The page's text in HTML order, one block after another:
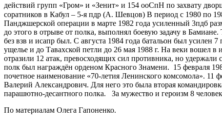
действий групп «Гром» и «Зенит» и 154 ооСпН по захвату
соратников в Кабул – 5-я пдр (А. Шевцов) В период с 1980 по
Панджшерской операции в марте 1982 года усиленный 3пдб
до этого в отрыве от полка, выполнял боевую задачу в
без взв и исапр был. С августа 1984 года батальон был усилен
ущелье и до Тавахской петли до 26 мая 1988 г. На веки вошел
отразили 12 атак, превосходящих сил противника, но
полк был награждён орденом Красного Знамени. 15 февраля
почетное наименование «70-летия Ленинского комсомола».
Валерий Александрович. Для него это была вторая
парашютно-десантного полка. За мужество и героизм 8
По материалам Олега Гапоненко.